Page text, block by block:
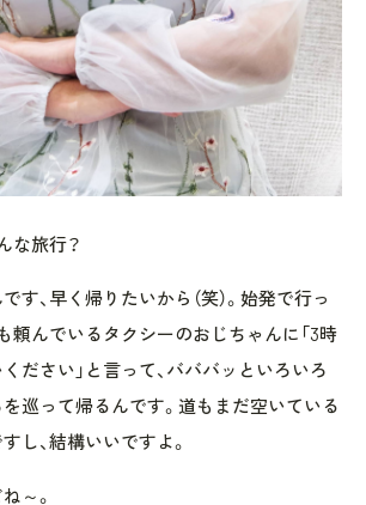
な旅行？
す、早く帰りたいから（笑）。始発で行っ
頼んでいるタクシーのおじちゃんに「3時
ださい」と言って、バババッといろいろ
巡って帰るんです。道もまだ空いている
し、結構いいですよ。
～。